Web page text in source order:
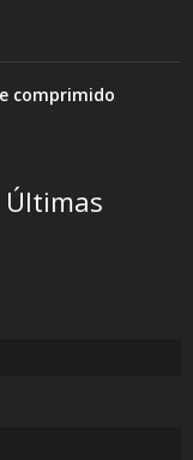
comprimido
Últimas